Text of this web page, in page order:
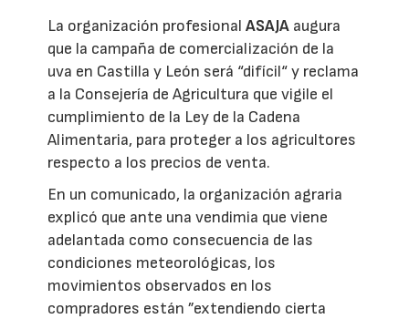
La organización profesionalASAJA augura
que la campaña de comercialización de la
uva en Castilla y León será “difícil“ y reclama
a la Consejería de Agricultura que vigile el
cumplimiento de la Ley de la Cadena
Alimentaria, para proteger a los agricultores
respecto a los precios de venta.
En un comunicado, la organización agraria
explicó que ante una vendimia que viene
adelantada como consecuencia de las
condiciones meteorológicas, los
movimientos observados en los
compradores están ”extendiendo cierta